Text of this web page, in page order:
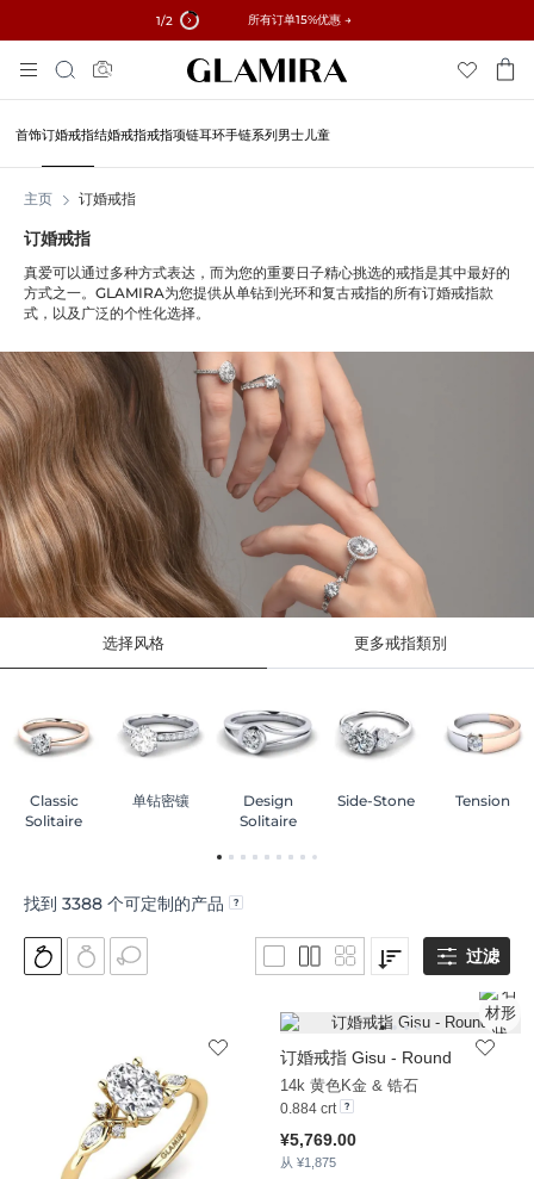
1/2 所有订单15%优惠 →
✓ 60天退货 ✓ 免费调整尺寸
到
内
搜
首饰订婚戒指结婚戒指戒指项链耳环手链系列男士儿童
主页 订婚戒指
订婚戒指
真爱可以通过多种方式表达，而为您的重要日子精心挑选的戒指是其中最好的
方式之一。GLAMIRA为您提供从单钻到光环和复古戒指的所有订婚戒指款
式，以及广泛的个性化选择。
选择风格
Classic
Solitaire
单钻密镶
Design
Solitaire
Side-Stone Tension
更多戒指類別
找到 3388 个可定制的产品
过滤
订婚戒指 Gisu - Round
14k 黄色K金 & 锆石
0.884 crt
¥5,769.00
从 ¥1,875